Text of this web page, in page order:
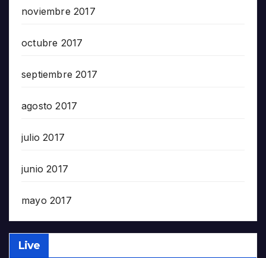
noviembre 2017
octubre 2017
septiembre 2017
agosto 2017
julio 2017
junio 2017
mayo 2017
Live